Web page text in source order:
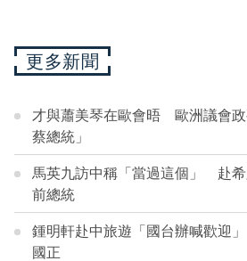
更多新聞
才與蕭美琴在歐會晤 歐洲議會
蔡總統」
馬英九訪中稱「當過這個」 赴
前總統
鍾明軒赴中旅遊「國台辦喊歡迎
國正